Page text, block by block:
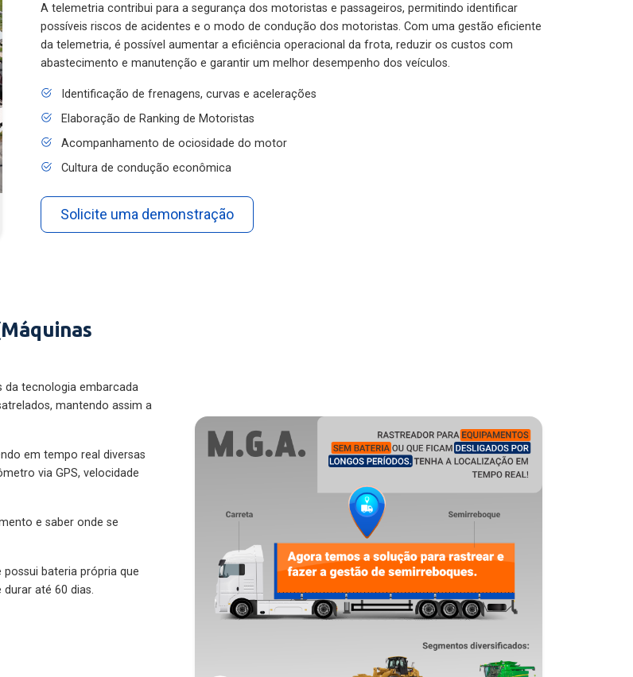
A telemetria contribui para a segurança dos motoristas e passageiros, permitindo identificar
possíveis riscos de acidentes e o modo de condução dos motoristas. Com uma gestão eficiente
da telemetria, é possível aumentar a eficiência operacional da frota, reduzir os custos com
abastecimento e manutenção e garantir um melhor desempenho dos veículos.
Identificação de frenagens, curvas e acelerações
Elaboração de Ranking de Motoristas
Acompanhamento de ociosidade do motor
Cultura de condução econômica
Solicite uma demonstração
da tecnologia embarcada
mantendo assim a
em tempo real diversas
via GPS, velocidade
e saber onde se
bateria própria que
até 60 dias.